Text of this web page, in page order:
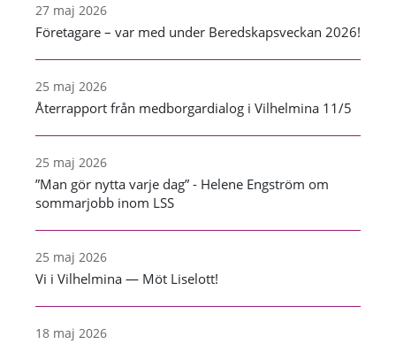
27 maj 2026
Företagare – var med under Beredskapsveckan 2026!
25 maj 2026
Återrapport från medborgardialog i Vilhelmina 11/5
25 maj 2026
”Man gör nytta varje dag” - Helene Engström om
sommarjobb inom LSS
25 maj 2026
Vi i Vilhelmina — Möt Liselott!
18 maj 2026